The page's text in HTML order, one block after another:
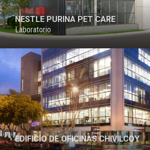
NESTLE PURINA PET CARE
Laboratorio
EDIFICIO DE OFICINAS CHIVILCOY